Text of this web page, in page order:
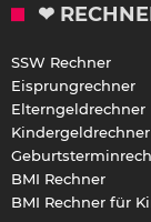
❤
SSW Rechner
Eisprungrechner
Elterngeldrechner
Kindergeldrechner
BMI Rechner
BMI Rechner für